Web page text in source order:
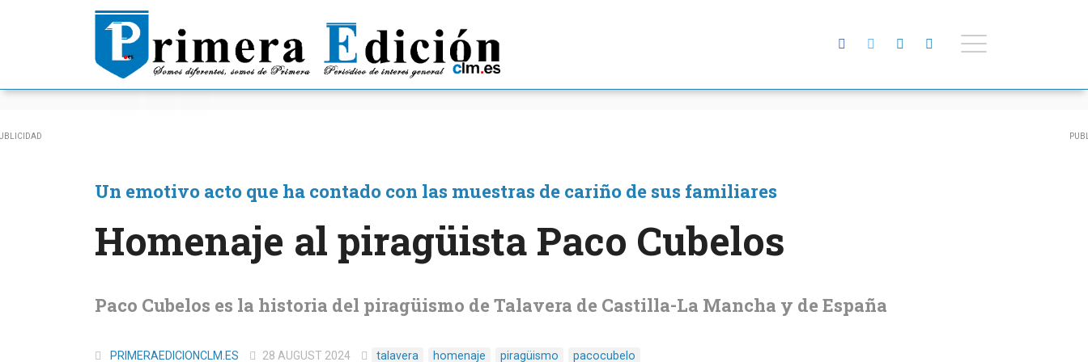
ÚLTIMAS NOTICIAS
Un emotivo acto que ha contado con las muestras de cariño de sus familiares
Homenaje al piragüista Paco Cubelos
Paco Cubelos es la historia del piragüismo de Talavera de Castilla-La Mancha y de España
PRIMERAEDICIONCLM.ES 28 AUGUST 2024 talavera homenaje piragüismo pacocubelo